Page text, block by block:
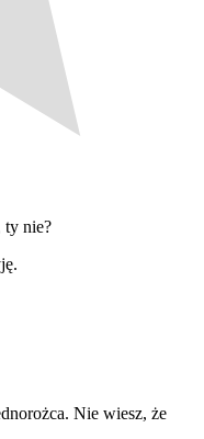
ty nie?
Nie wiesz, że